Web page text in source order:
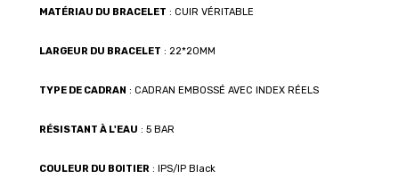
MATÉRIAU DU BRACELET : CUIR VÉRITABLE
LARGEUR DU BRACELET : 22*20MM
TYPE DE CADRAN : CADRAN EMBOSSÉ AVEC INDEX RÉELS
RÉSISTANT À L'EAU : 5 BAR
COULEUR DU BOITIER : IPS/IP Black